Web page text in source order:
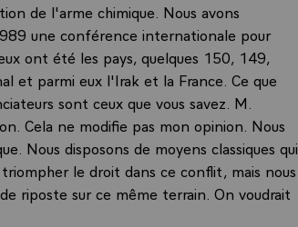
de l'arme chimique. Nous avons
une conférence internationale pour
ont été les pays, quelques 150, 149,
et parmi eux l'Irak et la France. Ce que
sont ceux que vous savez. M.
Cela ne modifie pas mon opinion. Nous
Nous disposons de moyens classiques qui
le droit dans ce conflit, mais nous
riposte sur ce même terrain. On voudrait